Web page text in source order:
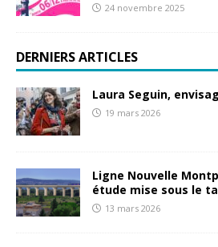
24 novembre 2025
DERNIERS ARTICLES
Laura Seguin,
19 mars 2026
Ligne Nouvelle
étude mise sous le
13 mars 2026